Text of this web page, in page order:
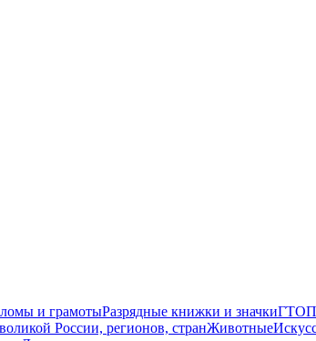
и грамотыРазрядные книжки и значкиГТО
России, регионов, странЖивотные